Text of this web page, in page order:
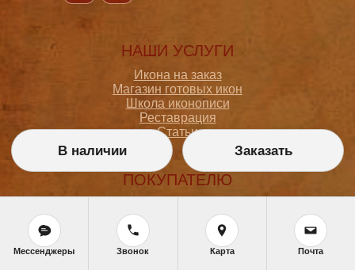
НАШИ УСЛУГИ
Икона на заказ
Магазин готовых икон
Школа иконописи
Реставрация
Статьи
ПОКУПАТЕЛЮ
Как сделать заказ
Доставка и оплата
Политика конфиденциальности
В наличии Заказать
Мессенджеры Звонок Карта Почта